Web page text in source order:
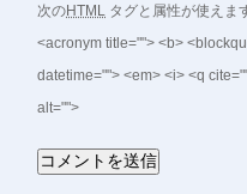
次のHTML タグと属性が使えま
<acronym title=""> <b>
datetime=""> <em> <i> <q
alt="">